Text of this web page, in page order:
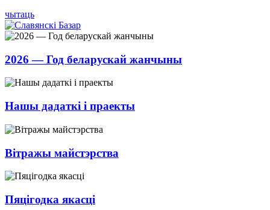
чытаць
2026 — Год беларускай жанчыны
Нашы дадаткі і праекты
Вітражы майстэрства
Пяцігодка якасці